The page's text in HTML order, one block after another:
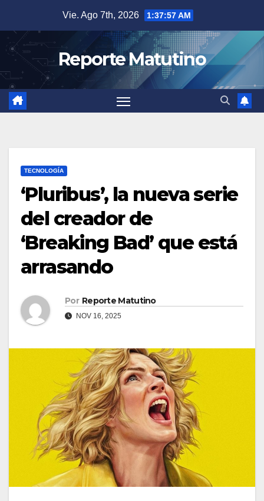
contenido
Vie. Ago 7th, 2026 1:37:59 AM
Reporte Matutino
TECNOLOGÍA
‘Pluribus’, la nueva serie
del creador de
‘Breaking Bad’ que está
arrasando
Por Reporte Matutino
NOV 16, 2025